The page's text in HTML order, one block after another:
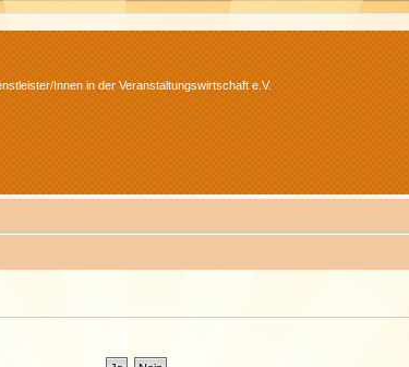
Innen in der Veranstaltungswirtschaft e.V.